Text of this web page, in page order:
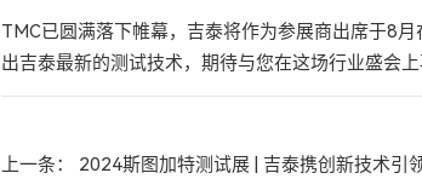
TMC已圆满落下帷幕，吉泰将作为参展商出席于8
出吉泰最新的测试技术，期待与您在这场行业盛会上
上一条： 2024斯图加特测试展 | 吉泰携创新技术引